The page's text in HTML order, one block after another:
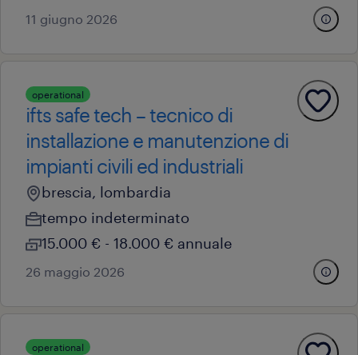
11 giugno 2026
operational
ifts safe tech – tecnico di
installazione e manutenzione di
impianti civili ed industriali
brescia, lombardia
tempo indeterminato
15.000 € - 18.000 € annuale
26 maggio 2026
operational